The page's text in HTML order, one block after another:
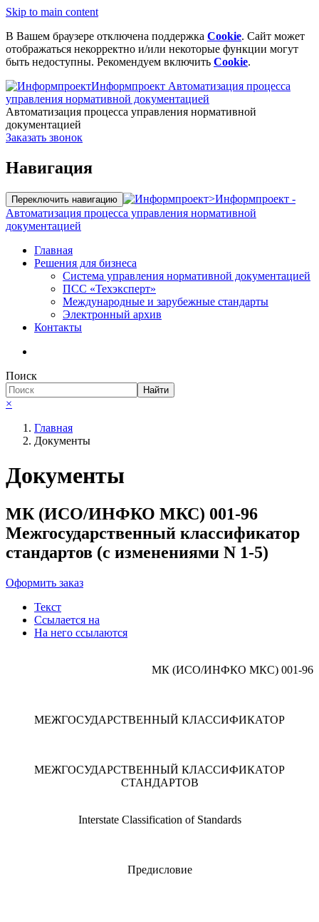
Skip to main content
В Вашем браузере отключена поддержка Cookie. Сайт может
отображаться некорректно и/или некоторые функции могут
быть недоступны. Рекомендуем включить Cookie.
Информпроект Автоматизация процесса
управления нормативной документацией
Автоматизация процесса управления нормативной
документацией
Заказать звонок
Навигация
Переключить навигацию >Информпроект -
Автоматизация процесса управления нормативной
документацией
Главная
Решения для бизнеса
Система управления нормативной документацией
ПСС «Техэксперт»
Международные и зарубежные стандарты
Электронный архив
Контакты
Поиск
Найти
×
Главная
Документы
Документы
МК (ИСО/ИНФКО МКС) 001-96
Межгосударственный классификатор
стандартов (с изменениями N 1-5)
Оформить заказ
Текст
Ссылается на
На него ссылаются
МК (ИСО/ИНФКО МКС) 001-96
МЕЖГОСУДАРСТВЕННЫЙ КЛАССИФИКАТОР
МЕЖГОСУДАРСТВЕННЫЙ КЛАССИФИКАТОР
СТАНДАРТОВ
Interstate Classification of Standards
Предисловие
Необходимые
Эти файлы cookie
Они необходимы
для
функционирования